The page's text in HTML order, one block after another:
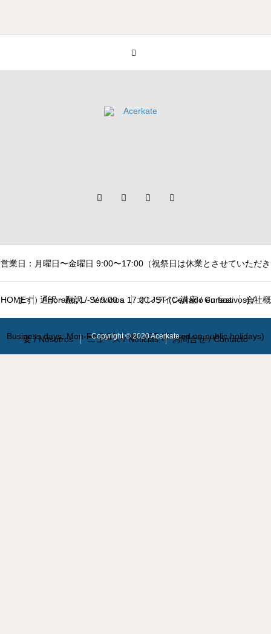
営業日：月曜日〜金曜日 9:00〜17:00（祝祭日は休業とさせていただき
ます）/ Horario: L - V 9:00 a 17:00 JST (Cerrado en festivos) /
Business days: Mon-Fri 9:00-17:00 JST (Closed on public holidays)
HOME 通訳・翻訳 / Servicios オンライン講座 / Cursos 会社概
要 / Nosotros ニュース / Noticias お問合せ / Contacto
Copyright © 2020 Acerkate